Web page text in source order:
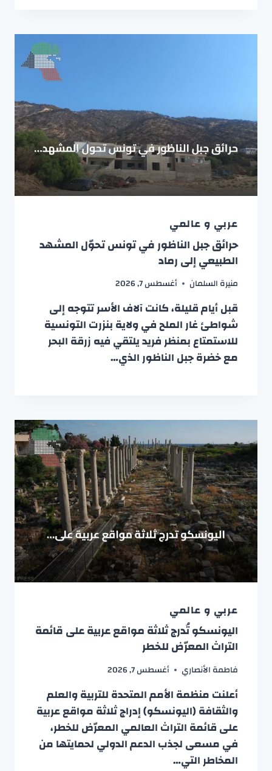
عربي و عالمي
حرائق جبل الناظور في تونس تحوّل المشهد
الطبيعي إلى رماد
منيرة السلمان أغسطس 7, 2026
قبل أيام قليلة، كانت آلاف الأسر تتوجه إلى
شواطئ غار الملح في ولاية بنزرت التونسية
للاستمتاع بمنظر فريد يلتقي فيه زرقة البحر
مع خضرة جبل الناظور الذي…
عربي و عالمي
اليونسكو تُدرج ثلاثة مواقع عربية على قائمة
التراث المعرّض للخطر
فاطمة الأنصاري أغسطس 7, 2026
أعلنت منظمة الأمم المتحدة للتربية والعلم
والثقافة (اليونسكو) إدراج ثلاثة مواقع عربية
على قائمة التراث العالمي المعرّض للخطر،
في مسعى لجذب الدعم الدولي لحمايتها من
المخاطر التي…